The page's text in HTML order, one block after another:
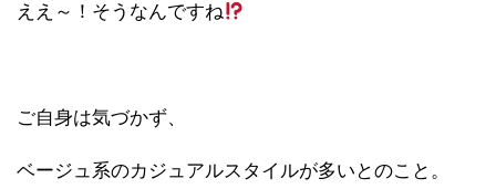
ええ～！そうなんですね
ご自身は気づかず、
ベージュ系のカジュアルスタイルが多いとのこと。